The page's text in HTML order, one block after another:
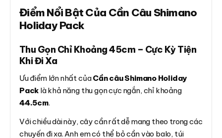
Điểm Nổi Bật Của Cần Câu Shimano
Holiday Pack
Thu Gọn Chỉ Khoảng 45cm – Cực Kỳ Tiện
Khi Đi Xa
Ưu điểm lớn nhất củaCần câu Shimano Holiday
Pack là khả năng thu gọn cực ngắn, chỉ khoảng
44.5cm.
Với chiều dài này, cây cần rất dễ mang theo trong các
chuyến đi xa. Anh em có thể bỏ cần vào balo, túi